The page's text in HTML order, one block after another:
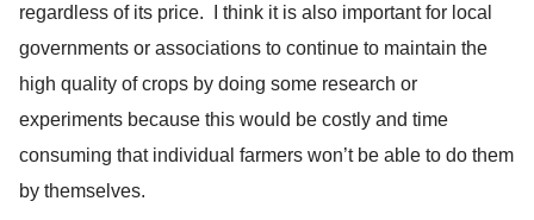
regardless of its price. I think it is also important for local
governments or associations to continue to maintain the
high quality of crops by doing some research or
experiments because this would be costly and time
consuming that individual farmers won’t be able to do them
by themselves.